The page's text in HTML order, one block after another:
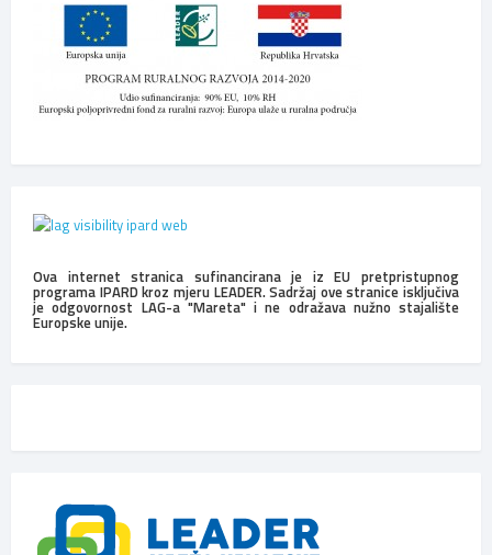
Ova internet stranica sufinancirana je iz EU pretpristupnog
programa IPARD kroz mjeru LEADER. Sadržaj ove stranice isključiva
je odgovornost LAG-a "Mareta" i ne odražava nužno stajalište
Europske unije.